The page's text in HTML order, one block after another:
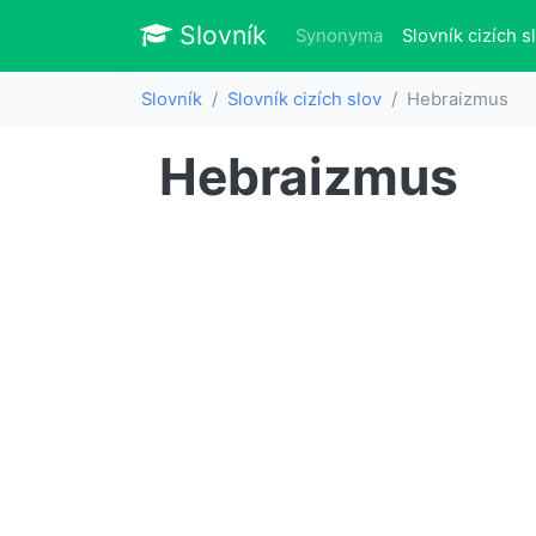
Slovník Slovník
Synonyma Slovník cizích
Slovník Slovník cizích slov Hebraizmus
Hebraizmus